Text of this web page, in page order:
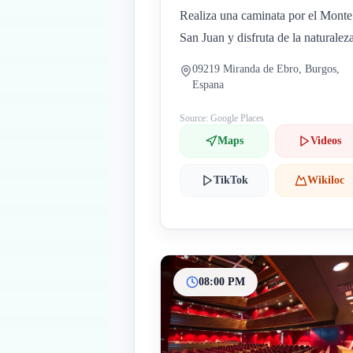
Realiza una caminata por el Monte
San Juan y disfruta de la
09219 Miranda de Ebro, Burgos,
Espana
Source: Google Places
Maps Videos
TikTok Wikiloc
08:00 PM